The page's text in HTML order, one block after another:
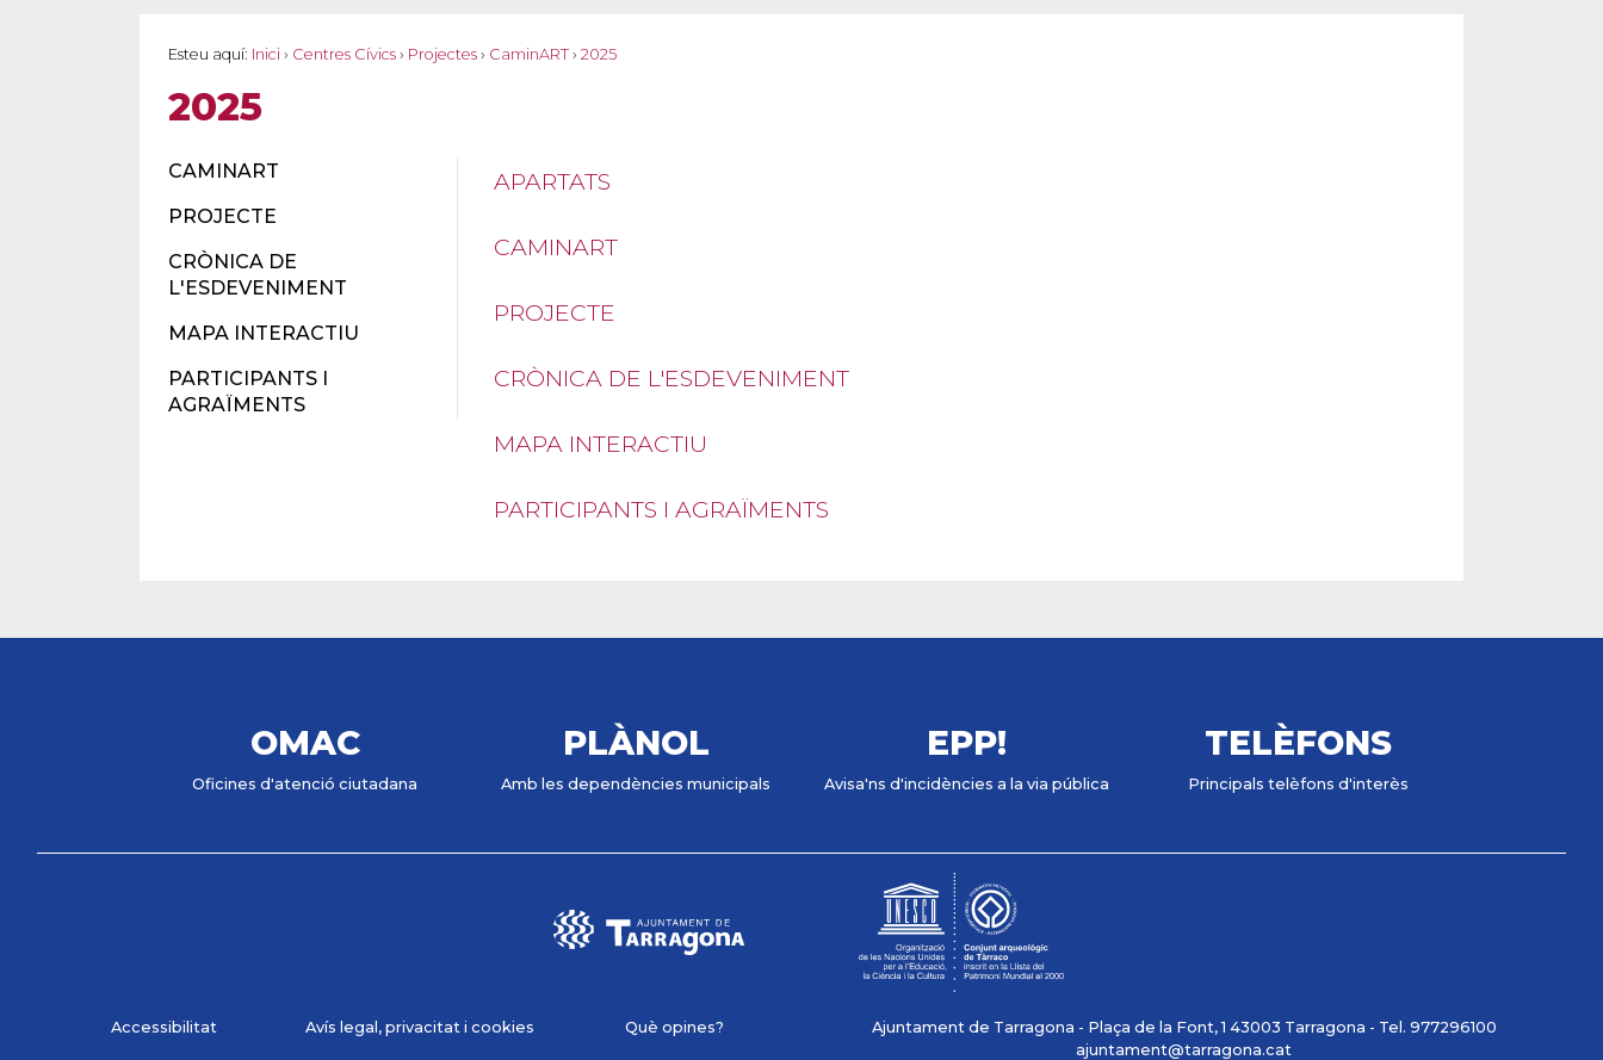
Esteu aquí: Inici › Centres Cívics › Projectes › CaminART › 2025
2025
CAMINART
PROJECTE
CRÒNICA DE
L'ESDEVENIMENT
MAPA INTERACTIU
PARTICIPANTS I
AGRAÏMENTS
APARTATS
CAMINART
PROJECTE
CRÒNICA DE L'ESDEVENIMENT
MAPA INTERACTIU
PARTICIPANTS I AGRAÏMENTS
OMAC
Oficines d'atenció ciutadana
PLÀNOL
Amb les dependències municipals
EPP!
Avisa'ns d'incidències a la via pública
TELÈFONS
Principals telèfons d'interès
Accessibilitat Avís legal, privacitat i cookies Què opines?
Ajuntament de Tarragona - Plaça de la Font, 1 43003 Tarragona - Tel. 977296100
ajuntament@tarragona.cat